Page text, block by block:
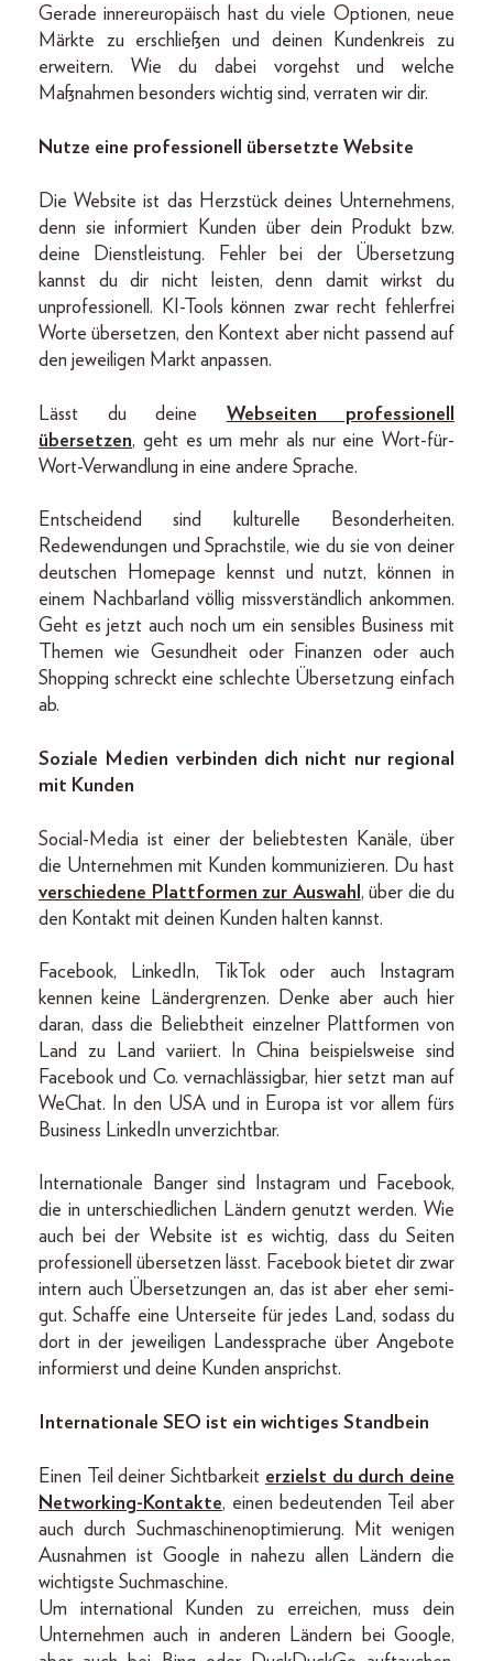
Gerade innereuropäisch hast du viele Optionen, neue
Märkte zu erschließen und deinen Kundenkreis zu
erweitern. Wie du dabei vorgehst und welche
Maßnahmen besonders wichtig sind, verraten wir dir.
Nutze eine professionell übersetzte Website
Die Website ist das Herzstück deines Unternehmens,
denn sie informiert Kunden über dein Produkt bzw.
deine Dienstleistung. Fehler bei der Übersetzung
kannst du dir nicht leisten, denn damit wirkst du
unprofessionell. KI-Tools können zwar recht fehlerfrei
Worte übersetzen, den Kontext aber nicht passend auf
den jeweiligen Markt anpassen.
Lässt du deine Webseiten professionell
übersetzen, geht es um mehr als nur eine Wort-für-
Wort-Verwandlung in eine andere Sprache.
Entscheidend sind kulturelle Besonderheiten.
Redewendungen und Sprachstile, wie du sie von deiner
deutschen Homepage kennst und nutzt, können in
einem Nachbarland völlig missverständlich ankommen.
Geht es jetzt auch noch um ein sensibles Business mit
Themen wie Gesundheit oder Finanzen oder auch
Shopping schreckt eine schlechte Übersetzung einfach
ab.
Soziale Medien verbinden dich nicht nur regional
mit Kunden
Social-Media ist einer der beliebtesten Kanäle, über
die Unternehmen mit Kunden kommunizieren. Du hast
verschiedene Plattformen zur Auswahl , über die du
den Kontakt mit deinen Kunden halten kannst.
Facebook, LinkedIn, TikTok oder auch Instagram
kennen keine Ländergrenzen. Denke aber auch hier
daran, dass die Beliebtheit einzelner Plattformen von
Land zu Land variiert. In China beispielsweise sind
Facebook und Co. vernachlässigbar, hier setzt man auf
WeChat. In den USA und in Europa ist vor allem fürs
Business LinkedIn unverzichtbar.
Internationale Banger sind Instagram und Facebook,
die in unterschiedlichen Ländern genutzt werden. Wie
auch bei der Website ist es wichtig, dass du Seiten
professionell übersetzen lässt. Facebook bietet dir zwar
intern auch Übersetzungen an, das ist aber eher semi-
gut. Schaffe eine Unterseite für jedes Land, sodass du
dort in der jeweiligen Landessprache über Angebote
informierst und deine Kunden ansprichst.
Internationale SEO ist ein wichtiges Standbein
Einen Teil deiner Sichtbarkeit erzielst du durch deine
Networking-Kontakte, einen bedeutenden Teil aber
auch durch Suchmaschinenoptimierung. Mit wenigen
Ausnahmen ist Google in nahezu allen Ländern die
wichtigste Suchmaschine.
Um international Kunden zu erreichen, muss dein
Unternehmen auch in anderen Ländern bei Google,